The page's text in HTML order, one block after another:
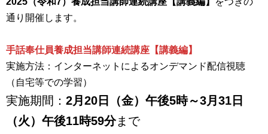
通り開催します。
手話奉仕員養成担当講師連続講座【講義編】
実施方法：インターネットによるオンデマンド配信視聴
（自宅等での学習）
実施期間： 2月20日（金）午後5時～3月31日
（火）午後11時59分まで